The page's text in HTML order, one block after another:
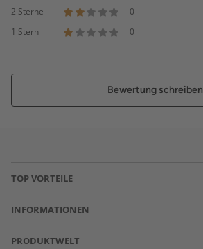
2 Sterne
0
1 Stern
0
Bewertung schreiben
TOP VORTEILE
INFORMATIONEN
PRODUKTWELT